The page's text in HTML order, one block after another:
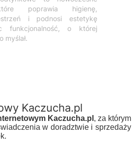
poprawia higienę,
i podnosi estetykę
funkcjonalność, o której
myślał.
Kaczucha.pl
Kaczucha.pl , za którym
w doradztwie i sprzedaży